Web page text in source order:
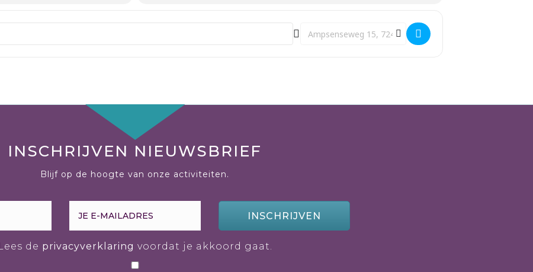
H [] Destination Address - Leerwerkgroep H []
INSCHRIJVEN NIEUWSBRIEF
Blijf op de hoogte van onze activiteiten.
INSCHRIJVEN
de privacyverklaring voordat je akkoord gaat.